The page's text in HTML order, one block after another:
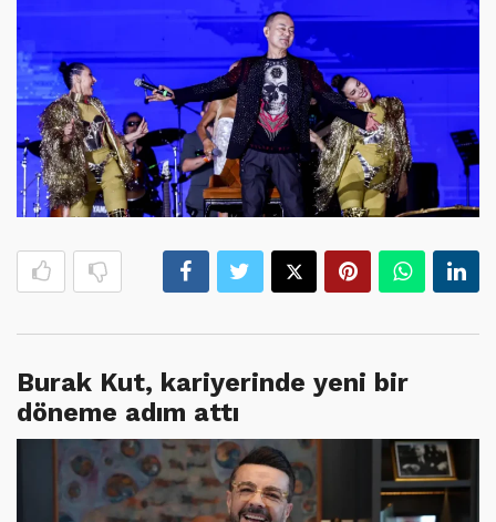
Burak Kut, kariyerinde yeni bir
döneme adım attı